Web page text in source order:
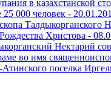
в казахстанской
000 человек -
Талдыкорганского
Христова -
Нектарий
во имя
поселка